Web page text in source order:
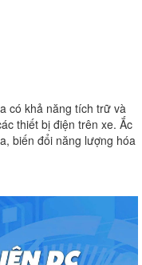
có khả năng tích trữ và
thiết bị điện trên xe. Ắc
biến đổi năng lượng hóa